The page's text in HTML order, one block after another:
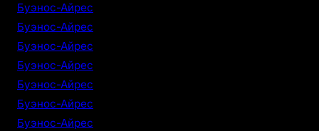
Буэнос-Айрес
Буэнос-Айрес
Буэнос-Айрес
Буэнос-Айрес
Буэнос-Айрес
Буэнос-Айрес
Буэнос-Айрес